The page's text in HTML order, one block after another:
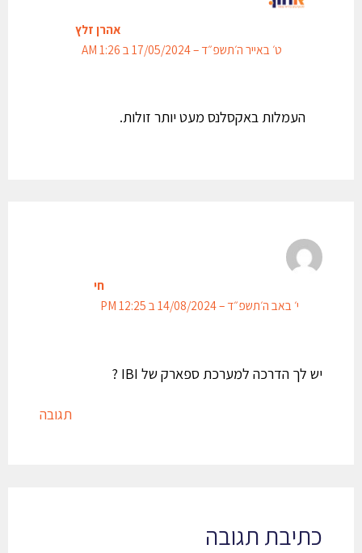
אהרן זלץ
ט׳ באייר ה׳תשפ״ד – 17/05/2024 ב 1:26 AM
העמלות באקסלנס מעט יותר זולות.
חי
י׳ באב ה׳תשפ״ד – 14/08/2024 ב 12:25 PM
יש לך הדרכה למערכת ספארק של IBI ?
תגובה
כתיבת תגובה